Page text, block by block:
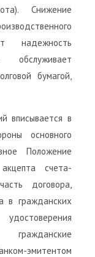
Снижение
надежность
обслуживает
бумагой,
вписывается в
основного
Положение
счета-
договора,
в гражданских
гражданские
эмитентом